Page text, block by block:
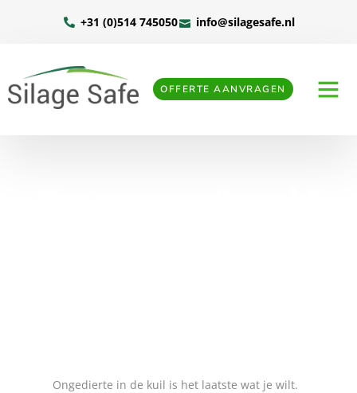
+31 (0)514 745050 info@silagesafe.nl
OFFERTE AANVRAGEN
Ongedierte in de kuil is het laatste wat je wilt.